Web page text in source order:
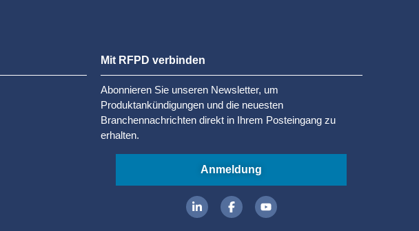
Mit RFPD verbinden
Abonnieren Sie unseren Newsletter, um
Produktankündigungen und die neuesten
Branchennachrichten direkt in Ihrem Posteingang zu
erhalten.
Anmeldung